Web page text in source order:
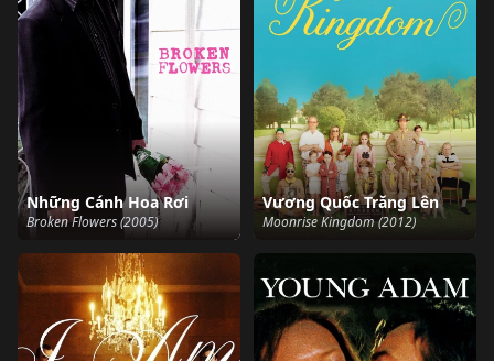
Những Cánh Hoa Rơi
Broken Flowers (2005)
Vương Quốc Trăng Lên
Moonrise Kingdom (2012)